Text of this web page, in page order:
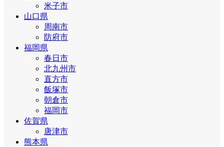
米子市
山口県
周南市
防府市
福岡県
春日市
北九州市
直方市
飯塚市
朝倉市
福岡市
佐賀県
唐津市
熊本県